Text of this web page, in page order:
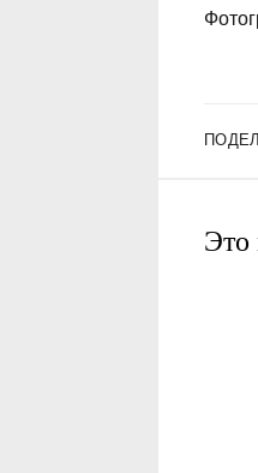
Это